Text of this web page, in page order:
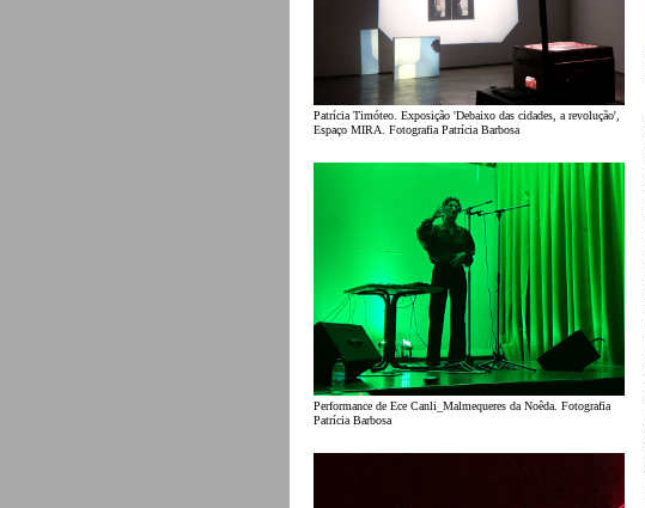
Patrícia Timóteo. Exposição 'Debaixo das cidades, a revolução',
Espaço MIRA. Fotografia Patrícia Barbosa
Performance de Ece Canli_Malmequeres da Noêda. Fotografia
Patrícia Barbosa